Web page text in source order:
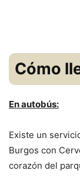
Cómo
En autobús:
Existe un
Burgos con
corazón del